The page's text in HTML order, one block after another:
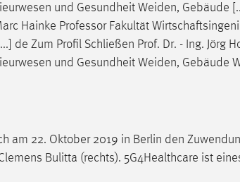
und Gesundheit Weiden, Gebäude
Hainke ProfessorFakultät
de Zum Profil Schließen Prof. Dr. - Ing. Jörg
und Gesundheit Weiden, Gebäude
am 22. Oktober 2019 in Berlin den
Bulitta (rechts). 5G4Healthcare ist